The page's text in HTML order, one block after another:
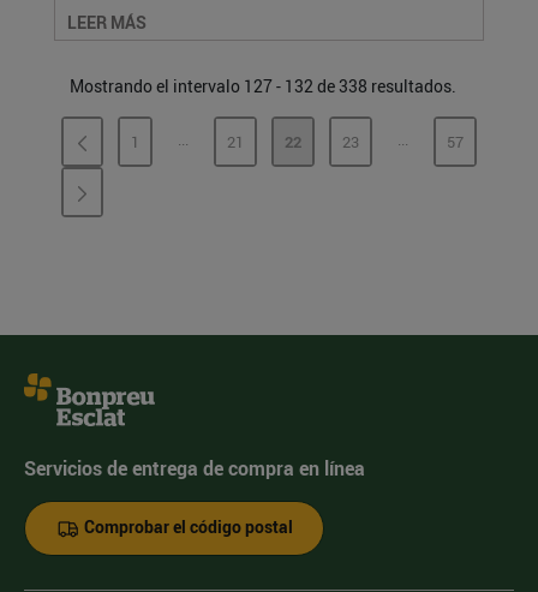
LEER MÁS
Mostrando el intervalo 127 - 132 de 338 resultados.
PÁGINA
1 ...PÁGINAS INTERMEDIAS
PÁGINA
21 PÁGINA
22 PÁGINA
23 ...PÁGINASPÁGINA
57
Servicios de entrega de compra en línea
Comprobar el código postal